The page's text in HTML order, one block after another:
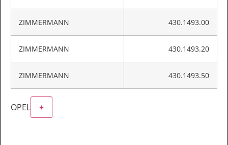
ZIMMERMANN 430.1493.00
ZIMMERMANN 430.1493.20
ZIMMERMANN 430.1493.50
OPEL +